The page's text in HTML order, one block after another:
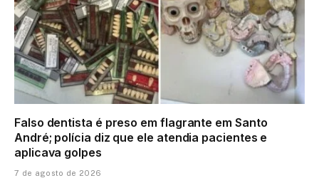
Falso dentista é preso em flagrante em Santo
André; polícia diz que ele atendia pacientes e
aplicava golpes
7 de agosto de 2026